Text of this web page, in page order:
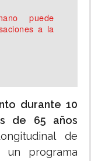
puede
a la
durante 10
de 65 años
de
un programa